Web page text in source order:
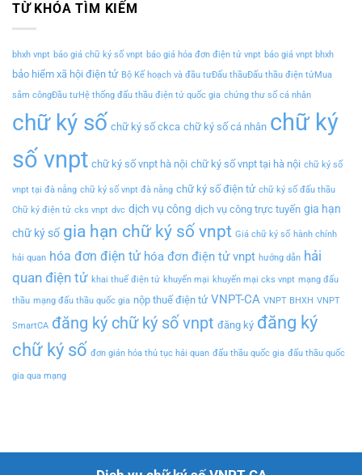
TỪ KHÓA TÌM KIẾM
bhxh vnpt báo giá chữ ký số vnpt báo giá hóa đơn điện tử vnpt báo giá vnpt bhxh
bảo hiểm xã hội điện tử Bộ Kế hoạch và đầu tưĐấu thầuĐấu thầu điện tửMua
sắm côngĐầu tưHệ thống đấu thầu điện tử quốc gia chứng thư số cá nhân
chữ ký số chữ ký số ckca chữ ký số cá nhân chữ ký
số vnpt chữ ký số vnpt hà nội chữ ký số vnpt tại hà nội chữ ký số
vnpt tại đà nẵng chữ ký số vnpt đà nẵng chữ ký số điện tử chữ ký số đấu thầu
Chữ ký điện tử cks vnpt dvc dịch vụ công dịch vụ công trực tuyến gia hạn
chữ ký số gia hạn chữ ký số vnpt Giá chữ ký số hành chính
hải quan hóa đơn điện tử hóa đơn điện tử vnpt hướng dẫn hải
quan điện tử khai thuế điện tử khuyến mại khuyến mại cks vnpt mạng đấu
thầu mạng đấu thầu quốc gia nộp thuế điện tử VNPT-CA VNPT BHXH VNPT
SmartCA đăng ký chữ ký số vnpt đăng ký đăng ký
chữ ký số đơn giản hóa thủ tục hải quan đấu thầu quốc gia đấu thầu quốc
gia qua mạng